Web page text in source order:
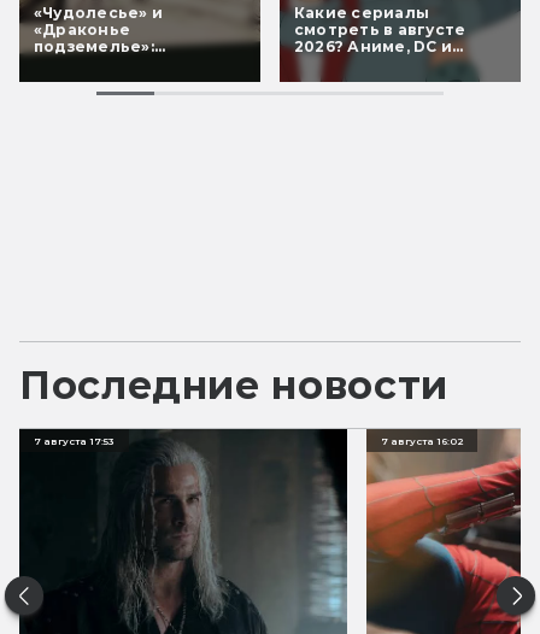
«Чудолесье» и
«Драконье
подземелье»:
для всей семьи
Какие сериалы
смотреть в августе
2026? Аниме, DC и
возвращение классики
Последние новости
7 августа 17:53 7 августа 16:02